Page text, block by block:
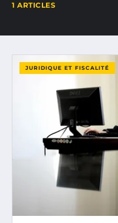
1 ARTICLES
JURIDIQUE ET FISCALITÉ